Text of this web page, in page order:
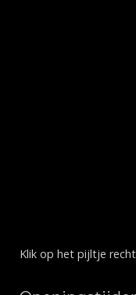
Klik op het pijltje